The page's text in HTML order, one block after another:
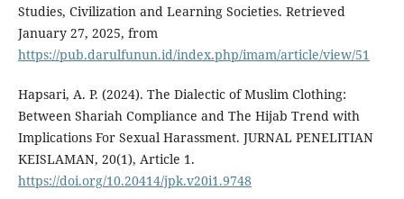
Studies, Civilization and Learning Societies. Retrieved
January 27, 2025, from
https://pub.darulfunun.id/index.php/imam/article/view/51
Hapsari, A. P. (2024). The Dialectic of Muslim Clothing:
Between Shariah Compliance and The Hijab Trend with
Implications For Sexual Harassment. JURNAL PENELITIAN
KEISLAMAN, 20(1), Article 1.
https://doi.org/10.20414/jpk.v20i1.9748